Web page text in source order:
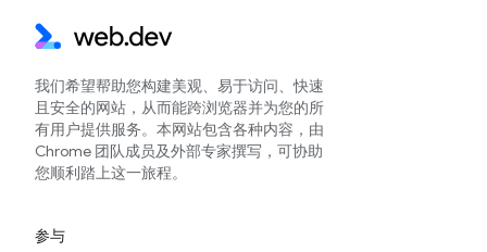
我们希望帮助您构建美观、易于访问、快速
且安全的网站，从而能跨浏览器并为您的所
有用户提供服务。本网站包含各种内容，由
Chrome 团队成员及外部专家撰写，可协助
您顺利踏上这一旅程。
参与